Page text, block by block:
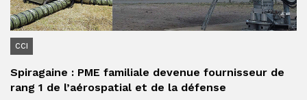
CCI
Spiragaine : PME familiale devenue fournisseur de
rang 1 de l’aérospatial et de la défense